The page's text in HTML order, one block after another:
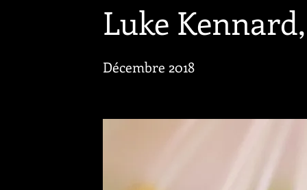
Luke
Décembre 2018